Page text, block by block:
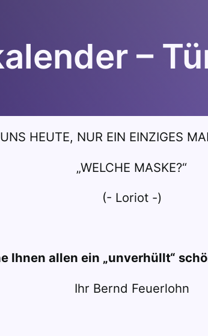
–
HEUTE, NUR EIN EINZIGES
„WELCHE MASKE?“
(- Loriot -)
Ihnen allen ein „unverhüllt“
Ihr Bernd Feuerlohn